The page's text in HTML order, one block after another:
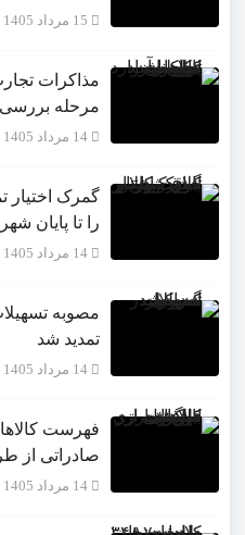
15 مرداد 1405
مذاکرات
مرحله
14 مرداد 1405
گمرک اختیار
را تا پایان
14 مرداد 1405
مصوبه
تمدید شد
14 مرداد 1405
فهرست
صادراتی از
14 مرداد 1405